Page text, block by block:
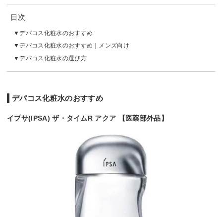
目次
デパコス化粧水のおすすめ
デパコス化粧水のおすすめ｜メンズ向け
デパコス化粧水の選び方
デパコス化粧水のおすすめ
イプサ(IPSA) ザ・タイムR アクア 【医薬部外品】